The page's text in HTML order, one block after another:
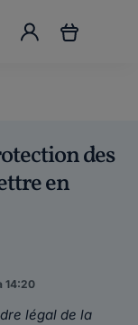
des
en
14:20
légal de la